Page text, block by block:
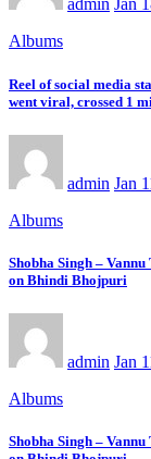
admin Jan
Albums
Reel of social media
went viral, crossed 1
admin Jan
Albums
Shobha Singh –
on Bhindi Bhojpuri
admin Jan
Albums
Shobha Singh –